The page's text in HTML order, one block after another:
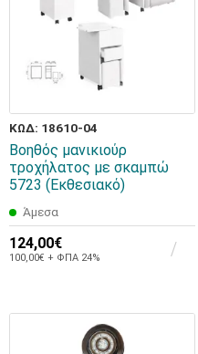
ΚΩΔ: 18610-04
Βοηθός μανικιούρ
τροχήλατος με σκαμπώ
5723 (Εκθεσιακό)
Άμεσα
124,00€
100,00€ + ΦΠΑ 24%